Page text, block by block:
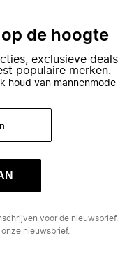
de hoogte
exclusieve deals
populaire merken.
Ik houd van mannenmode
voor de nieuwsbrief.
nieuwsbrief.